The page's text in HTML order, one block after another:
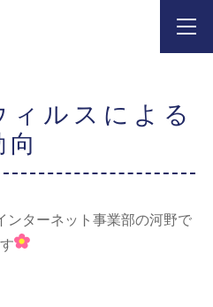
ィルスによる
ンターネット事業部の河野で
す